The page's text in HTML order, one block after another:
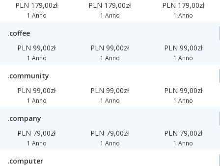
PLN 179,00zł
1 Anno
PLN 179,00zł
1 Anno
PLN 179,00zł
1 Anno
.coffee
PLN 99,00zł
1 Anno
PLN 99,00zł
1 Anno
PLN 99,00zł
1 Anno
.community
PLN 99,00zł
1 Anno
PLN 99,00zł
1 Anno
PLN 99,00zł
1 Anno
.company
PLN 79,00zł
1 Anno
PLN 79,00zł
1 Anno
PLN 79,00zł
1 Anno
.computer